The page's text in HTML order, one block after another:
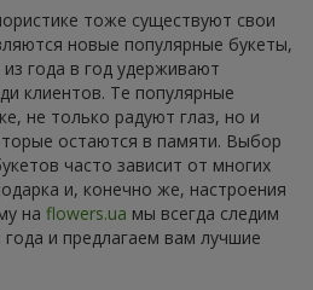
тоже существуют свои
новые популярные букеты,
года в год удерживают
клиентов. Те популярные
не только радуют глаз, но и
остаются в памяти. Выбор
часто зависит от многих
и, конечно же, настроения
на flowers.ua мы всегда следим
и предлагаем вам лучшие